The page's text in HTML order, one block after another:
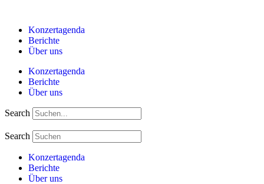
springenKonzertagenda
Berichte
Über uns
Konzertagenda
Berichte
Über uns
Search
Search
Konzertagenda
Berichte
Über uns